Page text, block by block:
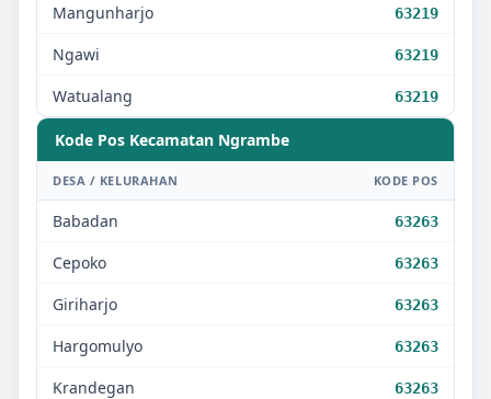
Mangunharjo 63219
Ngawi 63219
Watualang 63219
Kode Pos Kecamatan Ngrambe
DESA / KELURAHAN KODE POS
Babadan 63263
Cepoko 63263
Giriharjo 63263
Hargomulyo 63263
Krandegan 63263